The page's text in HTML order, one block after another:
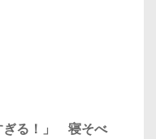
ぎる！」 寝そべ